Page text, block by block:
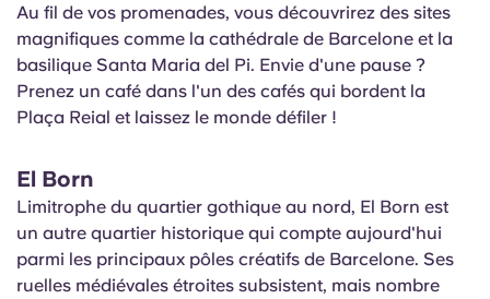
Au fil de vos promenades, vous découvrirez des sites
magnifiques comme la cathédrale de Barcelone et la
basilique Santa Maria del Pi. Envie d'une pause ?
Prenez un café dans l'un des cafés qui bordent la
Plaça Reial et laissez le monde défiler !
El Born
Limitrophe du quartier gothique au nord, El Born est
un autre quartier historique qui compte aujourd'hui
parmi les principaux pôles créatifs de Barcelone. Ses
ruelles médiévales étroites subsistent, mais nombre